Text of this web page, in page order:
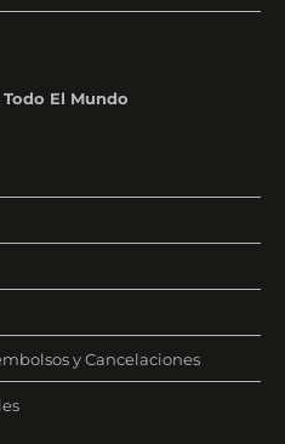
El Mundo
y Cancelaciones